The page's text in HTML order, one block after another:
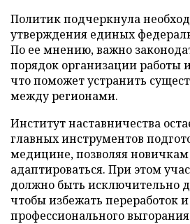
Политик подчеркнула
утверждения единых
По ее мнению, важно
порядок организации работы
что поможет устранить
между регионами.
Институт наставничества
главных инструментов
медицине, позволяя новичкам
адаптироваться. При этом
должно быть исключительно
чтобы избежать переработок и
профессионального